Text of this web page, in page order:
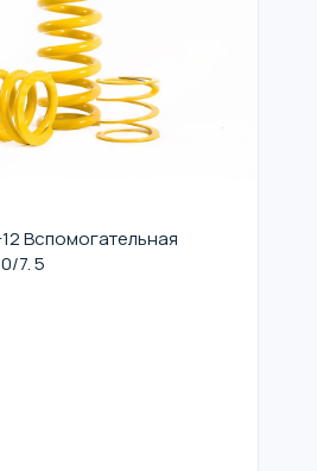
12 Вспомогательная
7. 5